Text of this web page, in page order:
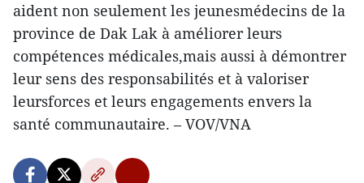
aident non seulement les jeunesmédecins de la
province de Dak Lak à améliorer leurs
compétences médicales,mais aussi à démontrer
leur sens des responsabilités et à valoriser
leursforces et leurs engagements envers la
santé communautaire. – VOV/VNA